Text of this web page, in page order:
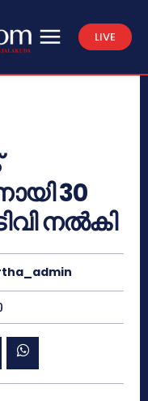
LIVE
30
നൽകി